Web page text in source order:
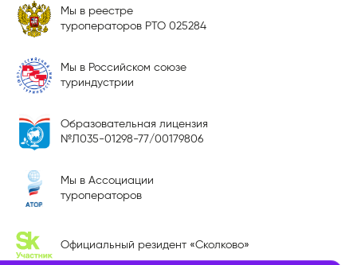
Мы в реестре
туроператоров РТО 025284
Мы в Российском союзе
туриндустрии
Образовательная лицензия
№Л035-01298-77/00179806
Мы в Ассоциации
туроператоров
Официальный резидент «Сколково»